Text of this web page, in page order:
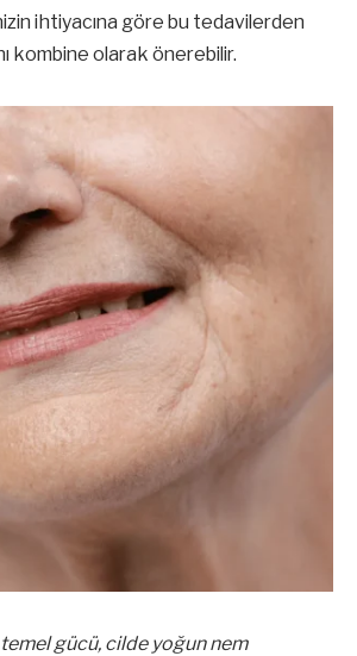
ihtiyacına göre bu tedavilerden
kombine olarak önerebilir.
temel gücü, cilde yoğun nem